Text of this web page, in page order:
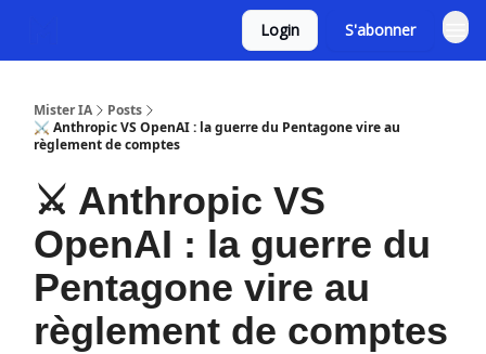
Login S'abonner
Mister IA
Posts
⚔️ Anthropic VS OpenAI : la guerre du Pentagone vire au
règlement de comptes
⚔️ Anthropic VS
OpenAI : la guerre du
Pentagone vire au
règlement de comptes